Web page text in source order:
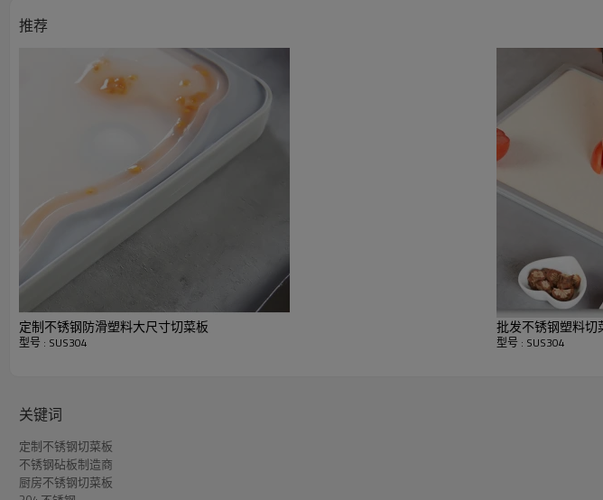
下的安全性和稳定性。
装和符合其品牌定位的私人标签选项。
对于寻求通过优质、耐用和可定制的解决方案来增强其产品供应的批发商、分销商和厨具
品牌来说，这种不锈钢切菜板代表着高价值的附加值，具有良好的利润率，并且在国内和
国际市场上的需求都在不断增长。
这款切菜板是一款时尚、必备的厨房工具，具有工业级强度，体现了卓越的不锈钢工艺。
不锈钢砧板制造商
技术规格
推荐
定制不锈钢防滑塑料大尺寸切菜板
型号 : SUS304
批发不锈钢塑料切
型号 : SUS304
关键词
定制不锈钢切菜板
不锈钢砧板制造商
厨房不锈钢切菜板